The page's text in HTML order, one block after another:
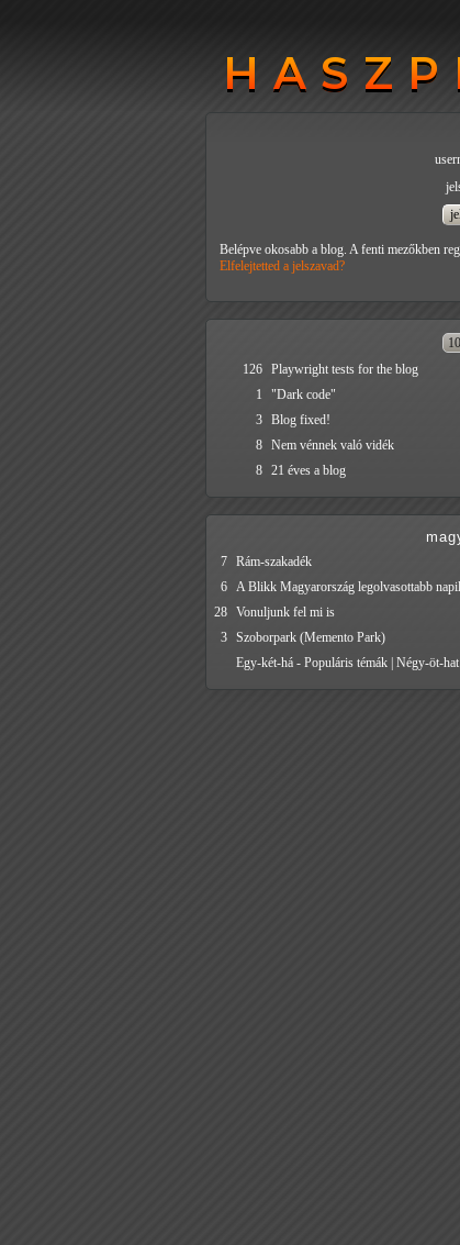
Belépve okosabb a blog. A fenti mezőkben
Elfelejtetted a jelszavad?
126 Playwright tests for the blog
1
"Dark code"
3 Blog fixed!
8 Nem vénnek való vidék
8 21 éves a blog
7 Rám-szakadék
6 A Blikk Magyarország legolvasottabb
28 Vonuljunk fel mi is
3 Szoborpark (Memento Park)
Egy-két-há - Populáris témák | Négy-öt-